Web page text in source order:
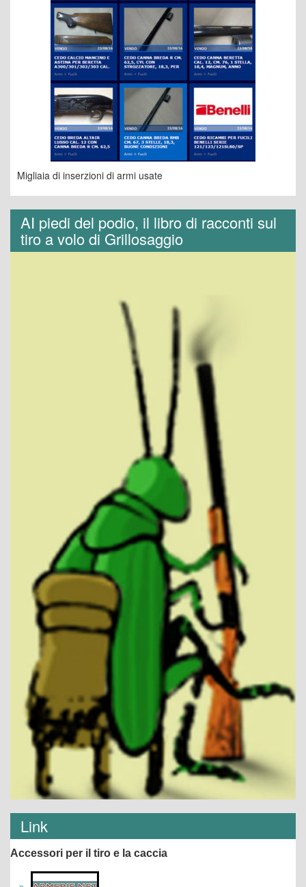
Migliaia di inserzioni di armi usate
AI piedi del podio, il libro di racconti sul
tiro a volo di Grillosaggio
Link
Accessori per il tiro e la caccia